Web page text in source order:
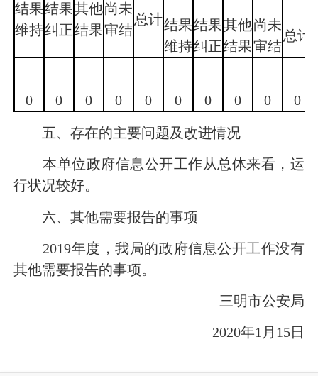
结果
维持
结果
纠正
其他
结果
尚未
审结
总计结果
维持
结果
纠正
其他
结果
尚未
审结
总计
0 0 0 0 0 0 0 0 0 0
五、存在的主要问题及改进情况
本单位政府信息公开工作从总体来看，运
行状况较好。
六、其他需要报告的事项
2019年度，我局的政府信息公开工作没有
其他需要报告的事项。
三明市公安局
2020年1月15日